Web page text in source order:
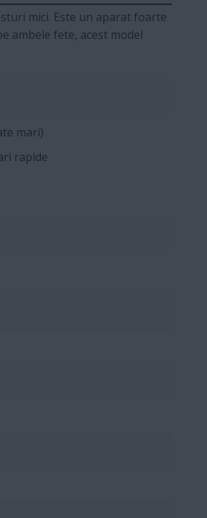
mici. Este un aparat foarte
ambele fete, acest model
mari)
rapide